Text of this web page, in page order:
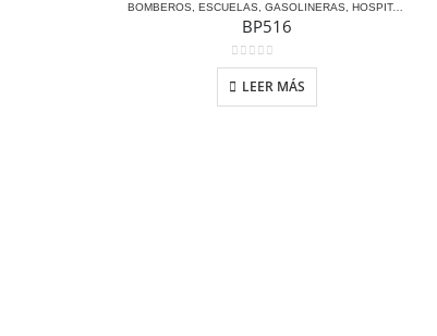
BOMBEROS, ESCUELAS, GASOLINERAS, HOSPITALES Y CLÍNICAS
BP516
0out of 5
LEER MÁS